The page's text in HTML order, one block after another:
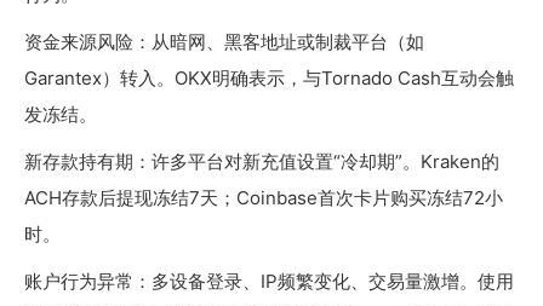
资金来源风险：从暗网、黑客地址或制裁平台（如
Garantex）转入。OKX明确表示，与Tornado Cash互动会触
发冻结。
新存款持有期：许多平台对新充值设置“冷却期”。Kraken的
ACH存款后提现冻结7天；Coinbase首次卡片购买冻结72小
时。
账户行为异常：多设备登录、IP频繁变化、交易量激增。使用